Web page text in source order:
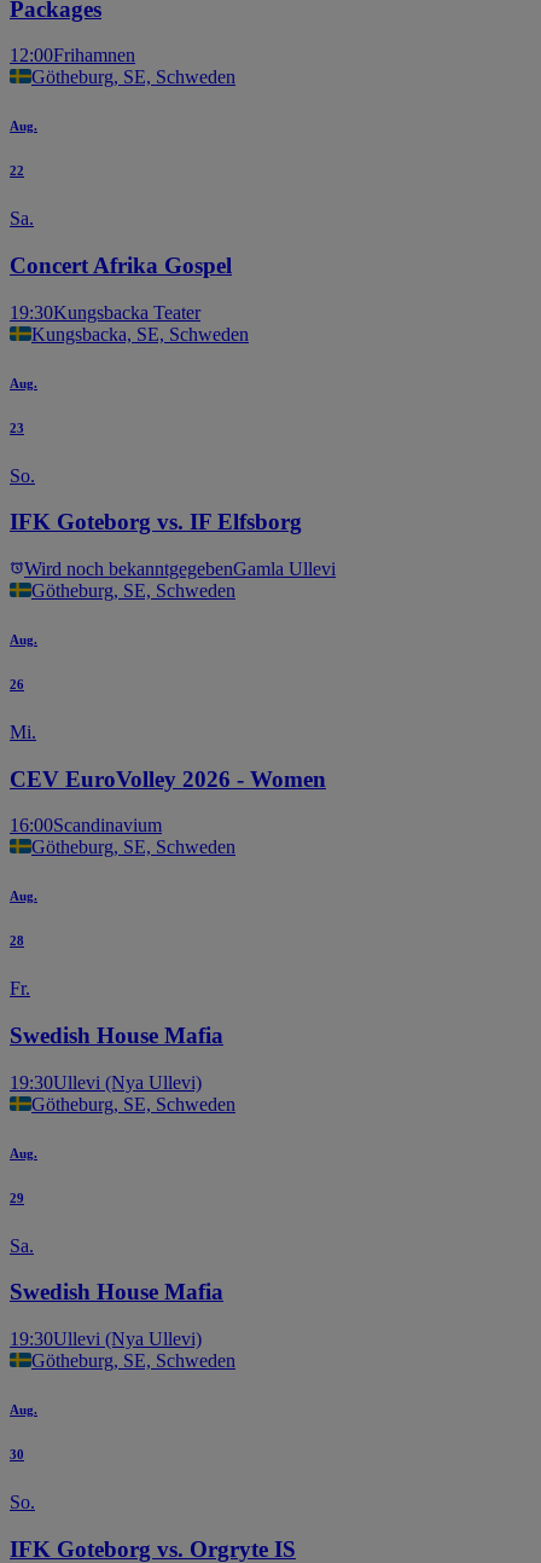
Packages
12:00Frihamnen
Götheburg, SE, Schweden
Aug.
22
Sa.
Concert Afrika Gospel
19:30Kungsbacka Teater
Kungsbacka, SE, Schweden
Aug.
23
So.
IFK Goteborg vs. IF Elfsborg
Wird noch bekanntgegebenGamla Ullevi
Götheburg, SE, Schweden
Aug.
26
Mi.
CEV EuroVolley 2026 - Women
16:00Scandinavium
Götheburg, SE, Schweden
Aug.
28
Fr.
Swedish House Mafia
19:30Ullevi (Nya Ullevi)
Götheburg, SE, Schweden
Aug.
29
Sa.
Swedish House Mafia
19:30Ullevi (Nya Ullevi)
Götheburg, SE, Schweden
Aug.
30
So.
IFK Goteborg vs. Orgryte IS